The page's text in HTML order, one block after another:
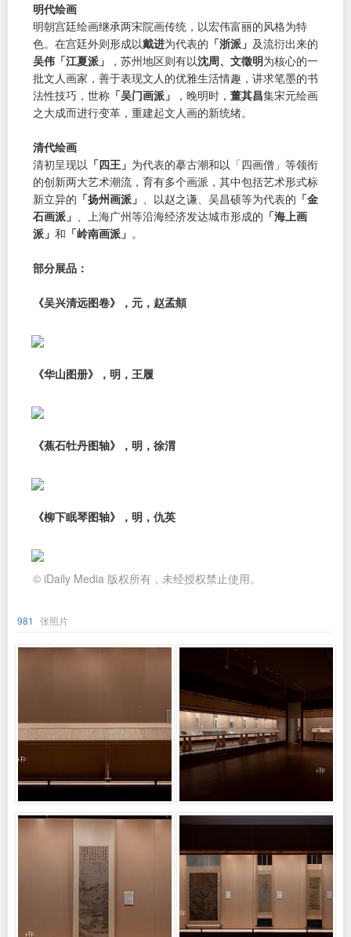
明代绘画
明朝宫廷绘画继承两宋院画传统，以宏伟富丽的风格为特
色。在宫廷外则形成以戴进为代表的 「浙派」 及流衍出来的
吴伟「江夏派」
，苏州地区则有以沈周、文徵明为核心的一
批文人画家，善于表现文人的优雅生活情趣，讲求笔墨的书
法性技巧，世称 「吴门画派」 ，晚明时， 董其昌集宋元绘画
之大成而进行变革，重建起文人画的新统绪。
清代绘画
清初呈现以 「四王」 为代表的摹古潮和以「四画僧」等领衔
的创新两大艺术潮流，育有多个画派，其中包括艺术形式标
新立异的 「扬州画派」 、以赵之谦、吴昌硕等为代表的 「金
石画派」 、上海广州等沿海经济发达城市形成的 「海上画
派」 和 「岭南画派」 。
部分展品：
《吴兴清远图卷》，元，赵孟頫
《华山图册》，明，王履
《蕉石牡丹图轴》，明，徐渭
《柳下眠琴图轴》，明，仇英
© iDaily Media 版权所有，未经授权禁止使用。
981 张照片